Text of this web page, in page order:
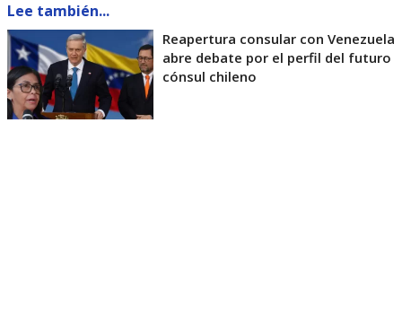
Lee también...
Reapertura consular con Venezuela
abre debate por el perfil del futuro
cónsul chileno